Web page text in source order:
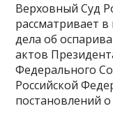
Верховный Суд
рассматривает
дела об
актов
Федерального
Российской
постановлений